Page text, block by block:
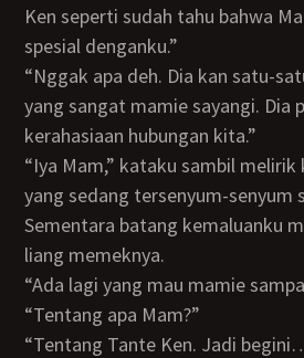
Ken seperti sudah tahu bahwa
spesial denganku.”
“Nggak apa deh. Dia kan satu-satunya kakak Mamie
yang sangat mamie sayangi. Dia
kerahasiaan hubungan kita.”
“Iya Mam,” kataku sambil melirik ke arah Tante Ken
yang sedang tersenyum-senyum
Sementara batang kemaluanku
liang memeknya.
“Ada lagi yang mau mamie
“Tentang apa Mam?”
“Tentang Tante Ken. Jadi begini… mamie izinkan